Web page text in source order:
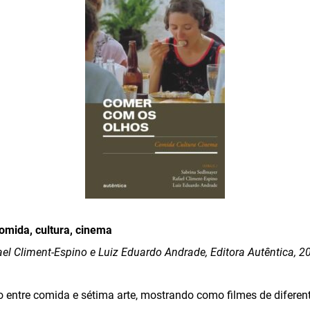
cultura, cinema
Climent-Espino e Luiz Eduardo Andrade, Editora Autêntica,
entre comida e sétima arte, mostrando como filmes de